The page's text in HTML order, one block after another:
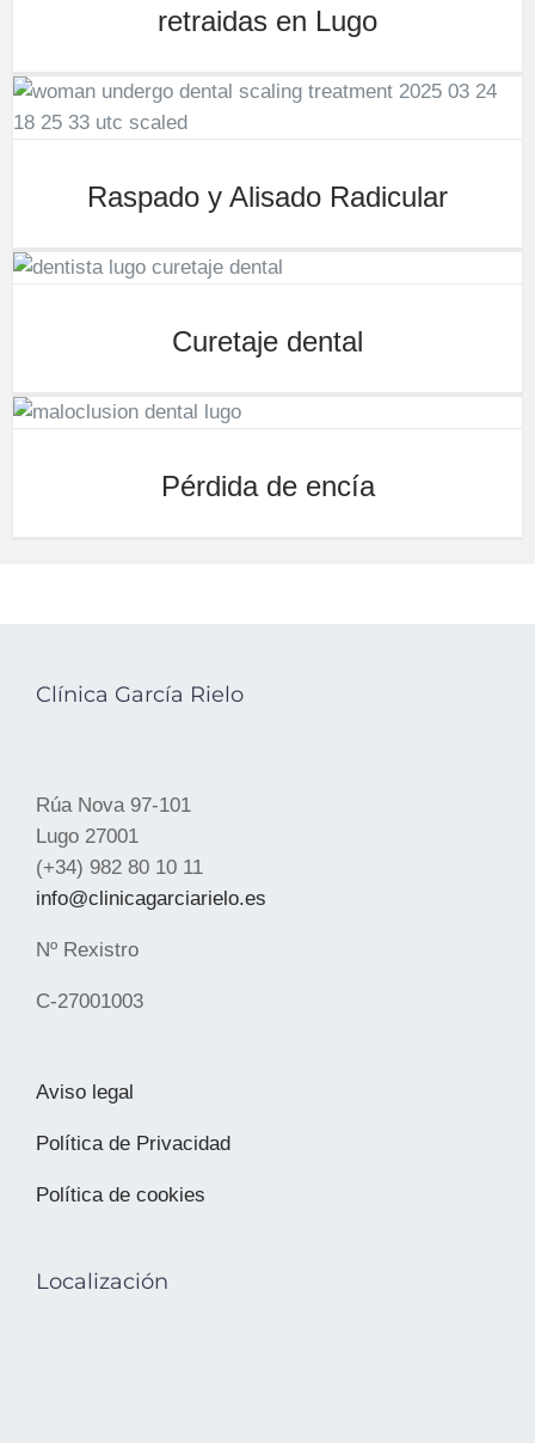
retraidas en Lugo
Raspado y Alisado Radicular
Curetaje dental
Pérdida de encía
Clínica García Rielo
Rúa Nova 97-101
Lugo 27001
(+34) 982 80 10 11
info@clinicagarciarielo.es
Nº Rexistro
C-27001003
Aviso legal
Política de Privacidad
Política de cookies
Localización